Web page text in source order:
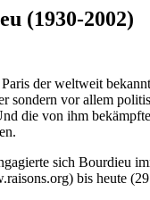
(1930-2002)
der weltweit
sondern vor allem
die von ihm
sich Bourdieu
bis heute